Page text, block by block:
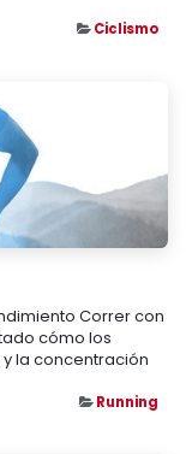
Ciclismo
Correr con
cómo los
la concentración
Running